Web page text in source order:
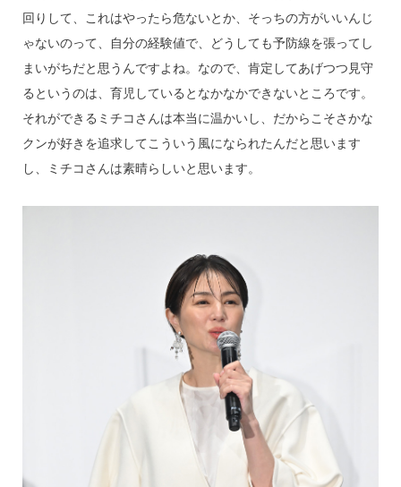
回りして、これはやったら危ないとか、そっちの方がいいんじ
ゃないのって、自分の経験値で、どうしても予防線を張ってし
まいがちだと思うんですよね。なので、肯定してあげつつ見守
るというのは、育児しているとなかなかできないところです。
それができるミチコさんは本当に温かいし、だからこそさかな
クンが好きを追求してこういう風になられたんだと思います
し、ミチコさんは素晴らしいと思います。